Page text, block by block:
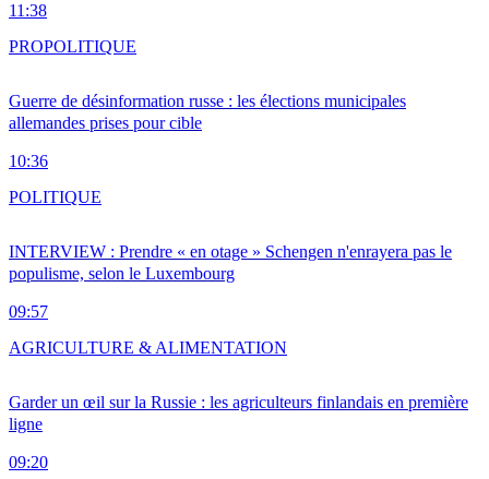
11:38
Guerre de désinformation russe : les élections municipales
allemandes prises pour cible
10:36
PROPOLITIQUE
INTERVIEW : Prendre « en otage » Schengen n'enrayera pas le
populisme, selon le Luxembourg
09:57
POLITIQUE
Garder un œil sur la Russie : les agriculteurs finlandais en première
ligne
09:20
AGRICULTURE & ALIMENTATION